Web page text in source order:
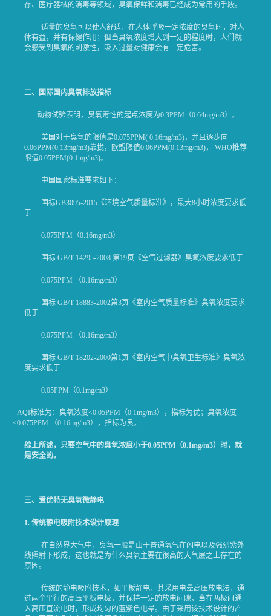
存、医疗器械的消毒等领域，臭氧保鲜和消毒已经成为常用的手段。
适量的臭氧可以使人舒适，在人体呼吸一定浓度的臭氧时，对人
体有益，并有保健作用；但当臭氧浓度增大到一定的程度时，人们就
会感受到臭氧的刺激性，吸入过量对健康会有一定危害。
二、国际国内臭氧排放指标
动物试验表明，臭氧毒性的起点浓度为0.3PPM（0.64mg/m3）。
美国对于臭氧的限值是0.075PPM( 0.16mg/m3)，并且逐步向
0.06PPM(0.13mg/m3)靠拢，欧盟限值0.06PPM(0.13mg/m3)， WHO推荐
限值0.05PPM(0.1mg/m3)。
中国国家标准要求如下：
国标GB3095-2015《环境空气质量标准》，最大8小时浓度要求低
于
0.075PPM（0.16mg/m3）
国标 GB/T 14295-2008 第19页《空气过滤器》臭氧浓度要求低于
0.075PPM （0.16mg/m3）
国标 GB/T 18883-2002第3页《室内空气质量标准》臭氧浓度要求
低于
0.075PPM （0.16mg/m3）
国标 GB/T 18202-2000第1页《室内空气中臭氧卫生标准》臭氧浓
度要求低于
0.05PPM（0.1mg/m3）
AQI标准为：臭氧浓度<0.05PPM（0.1mg/m3），指标为优；臭氧浓度
<0.075PPM （0.16mg/m3），指标为良。
综上所述，只要空气中的臭氧浓度小于0.05PPM （0.1mg/m3）时，就
是安全的。
三、爱优特无臭氧微静电
1. 传统静电吸附技术设计原理
在自然界大气中，臭氧一般是由于普通氧气在闪电以及强烈紫外
线照射下形成，这也就是为什么臭氧主要在很高的大气层之上存在的
原因。
传统的静电吸附技术，如平板静电，其采用电晕高压放电法，通
过两个平行的高压平板电极，并保持一定的放电间隙，当在两极间通
入高压直流电时，形成均匀的蓝紫色电晕。由于采用该技术设计的产